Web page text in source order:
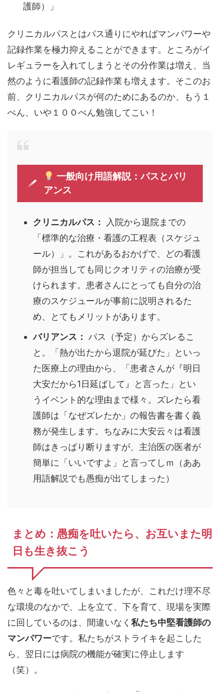
護師）」
クリニカルパスとはパス通りにやればマンパワーや
記録作業を極力抑えることができます。ところがイ
レギュラーを入れてしまうとその分作業は増え、当
然のように看護師の記録作業も増えます。そこのお
前、クリニカルパスが何のためにあるのか、もう１
ぺん、いや１００ぺん勉強してこい！
一般向け用語解説：パスとバリ
アンス
クリニカルパス：
入院から退院までの
「標準的な治療・看護の工程表（スケジュ
ール）」。これがあるおかげで、どの看護
師が担当しても同じクオリティの治療が受
けられます。患者さんにとっても自分の治
療のスケジュールが事前に説明されるた
め、とてもメリットがあります。
バリアンス： パス（予定）からズレるこ
と。「熱が出たから退院が延びた」といっ
た医療上の理由から、「患者さんが『明日
大安だから1日延ばして』と言った」とい
うイベント的な理由まで様々。ズレたら看
護師は「なぜズレたか」の報告書を書く義
務が発生します。ちなみに大安云々は看護
師はきっぱり断りますが、主治医の医者が
簡単に「いいですよ」と言ってしｍ（ああ
用語解説でも愚痴が出てしまった）
まとめ：愚痴を吐いたら、お互いまた明
日も生き抜こう
色々と毒を吐いてしまいましたが、これだけ理不尽
な環境のなかで、上を立て、下を育て、現場を実際
に回しているのは、間違いなく 私たち中堅看護師の
マンパワーです。私たちがストライキを起こした
ら、翌日には病院の機能が確実に停止します
（笑）。